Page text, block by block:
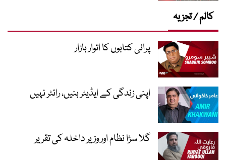
کالم / تجزیہ
پرانی کتابوں کا اتوار بازار
اپنی زندگی کے ایڈیٹر بنیں، رائٹر نہیں
گلا سڑا نظام اور وزیر داخلہ کی تقریر